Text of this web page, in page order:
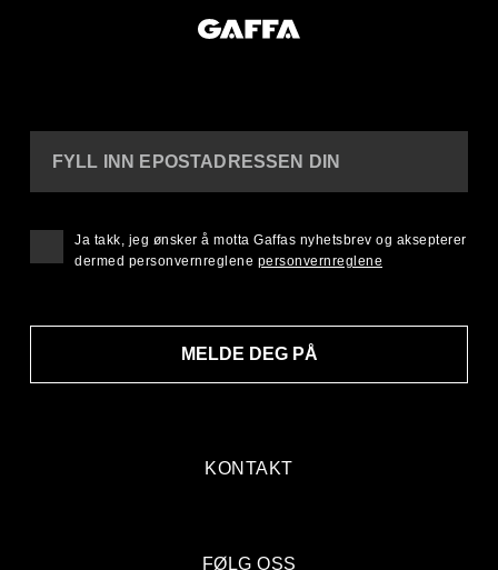
KONTAKT
FYLL INN EPOSTADRESSEN DIN
MELDE DEG PÅ
Ja takk, jeg ønsker å motta Gaffas nyhetsbrev og aksepterer
dermed personvernreglene personvernreglene
FØLG OSS